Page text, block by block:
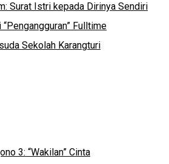
Surat Istri kepada Dirinya Sendiri
Fulltime
Sekolah Karangturi
3: “Wakilan” Cinta